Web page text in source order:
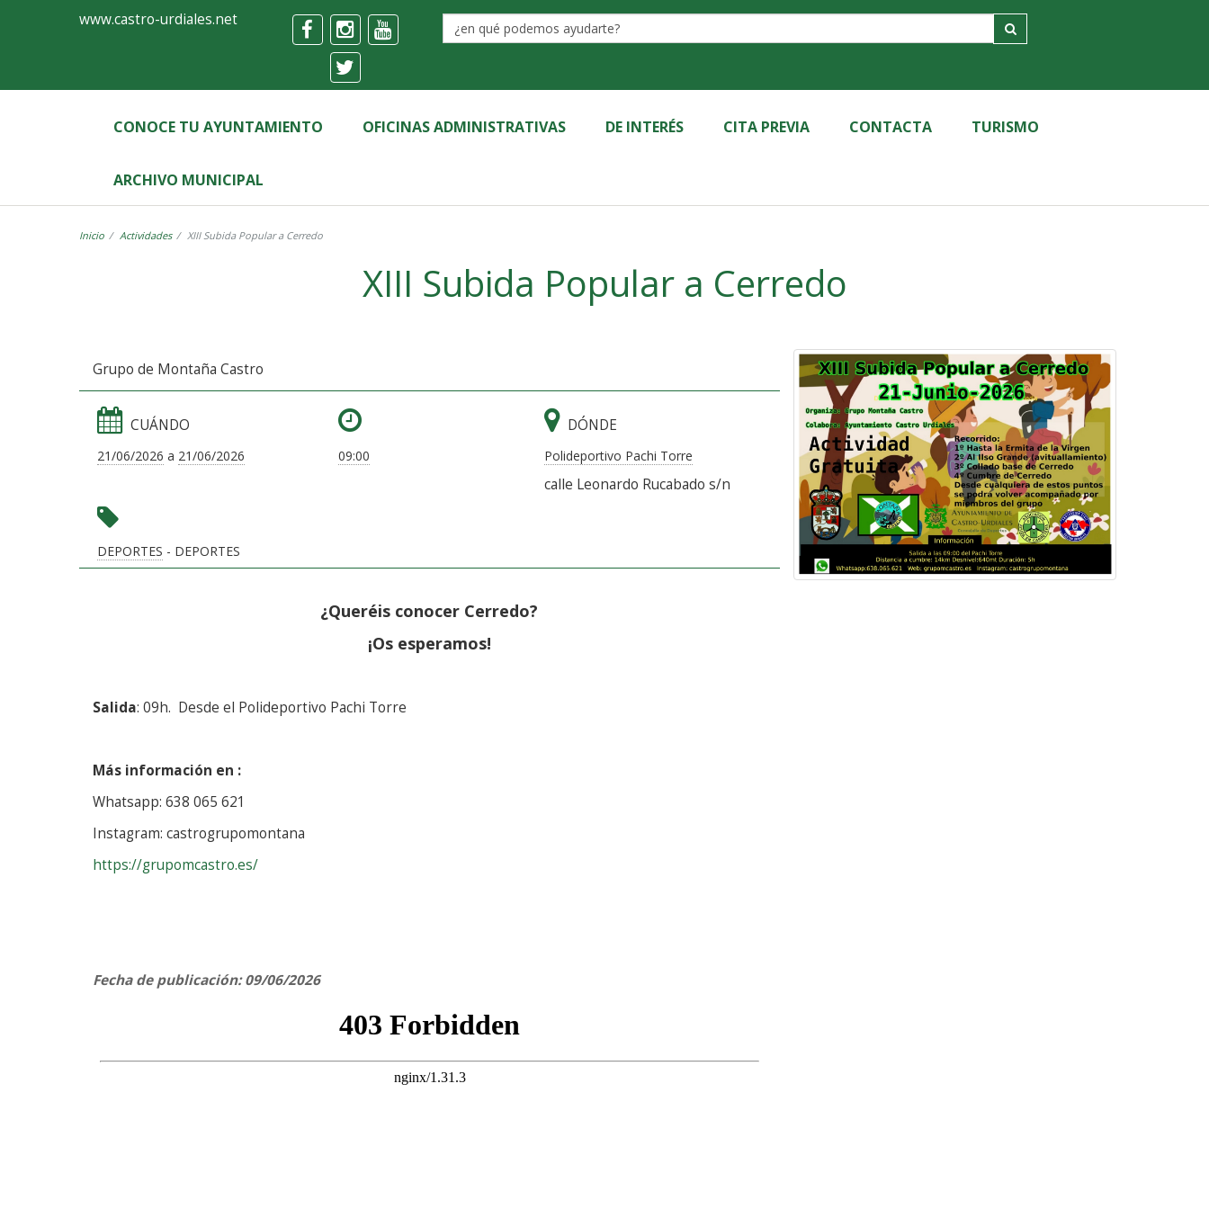
FormularioAyuntamiento
Castro-
Urdiales
www.castro-urdiales.net
CONOCE TU AYUNTAMIENTO OFICINAS ADMINISTRATIVAS DE INTERÉS CITA PREVIA CONTACTA TURISMO
ARCHIVO MUNICIPAL
Inicio Actividades XIII Subida Popular a Cerredo
XIII Subida Popular a Cerredo
Grupo de Montaña Castro
CUÁNDO
21/06/2026 a 21/06/2026 09:00
DÓNDE
Polideportivo Pachi Torre
calle Leonardo Rucabado s/n
DEPORTES - DEPORTES
¿Queréis conocer Cerredo?
¡Os esperamos!
Salida: 09h. Desde el Polideportivo Pachi Torre
Más información en :
Whatsapp: 638 065 621
Instagram: castrogrupomontana
https://grupomcastro.es/
Fecha de publicación: 09/06/2026